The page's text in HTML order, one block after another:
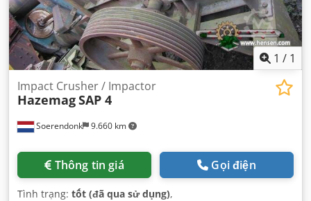
1 / 1
Soerendonk 9.660 km
Impact Crusher / Impactor
HazemagSAP 4
Thông tin giá Gọi điện
Tình trạng: tốt (đã qua sử dụng),